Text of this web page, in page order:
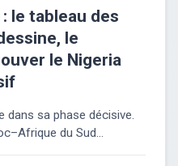
le tableau des
le
le Nigeria
dans sa phase décisive.
du Sud...